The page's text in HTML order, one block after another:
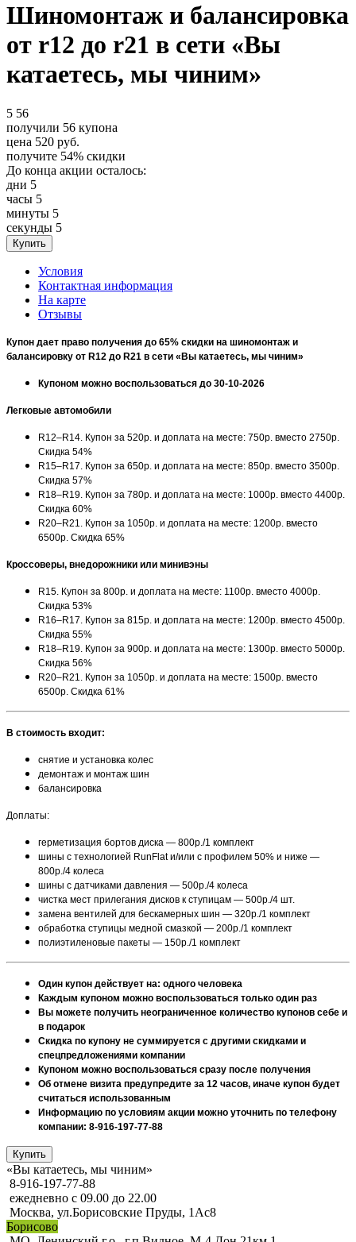
Шиномонтаж и балансировка
от r12 до r21 в сети «Вы
катаетесь, мы чиним»
5 56
получили 56 купона
цена 520 руб.
получите 54% скидки
До конца акции осталось:
дни 5
часы 5
минуты 5
секунды 5
Условия
Контактная информация
На карте
Отзывы
Купон дает право получения до 65% скидки на шиномонтаж и
балансировку от R12 до R21 в сети «Вы катаетесь, мы чиним»
Купоном можно воспользоваться до 30-10-2026
Легковые автомобили
R12–R14. Купон за 520р. и доплата на месте: 750р. вместо 2750р.
Скидка 54%
R15–R17. Купон за 650р. и доплата на месте: 850р. вместо 3500р.
Скидка 57%
R18–R19. Купон за 780р. и доплата на месте: 1000р. вместо 4400р.
Скидка 60%
R20–R21. Купон за 1050р. и доплата на месте: 1200р. вместо
6500р. Скидка 65%
Кроссоверы, внедорожники или минивэны
R15. Купон за 800р. и доплата на месте: 1100р. вместо 4000р.
Скидка 53%
R16–R17. Купон за 815р. и доплата на месте: 1200р. вместо 4500р.
Скидка 55%
R18–R19. Купон за 900р. и доплата на месте: 1300р. вместо 5000р.
Скидка 56%
R20–R21. Купон за 1050р. и доплата на месте: 1500р. вместо
6500р. Скидка 61%
В стоимость входит:
снятие и установка колес
демонтаж и монтаж шин
балансировка
Доплаты:
герметизация бортов диска — 800р./1 комплект
шины с технологией RunFlat и/или с профилем 50% и ниже —
800р./4 колеса
шины с датчиками давления — 500р./4 колеса
чистка мест прилегания дисков к ступицам — 500р./4 шт.
замена вентилей для бескамерных шин — 320р./1 комплект
обработка ступицы медной смазкой — 200р./1 комплект
полиэтиленовые пакеты — 150р./1 комплект
Один купон действует на: одного человека
Каждым купоном можно воспользоваться только один раз
Вы можете получить неограниченное количество купонов себе и
в подарок
Скидка по купону не суммируется с другими скидками и
спецпредложениями компании
Купоном можно воспользоваться сразу после получения
Об отмене визита предупредите за 12 часов, иначе купон будет
считаться использованным
Информацию по условиям акции можно уточнить по телефону
компании: 8-916-197-77-88
«Вы катаетесь, мы чиним»
8-916-197-77-88
ежедневно с 09.00 до 22.00
Москва, ул.Борисовские Пруды, 1Ас8
Борисово